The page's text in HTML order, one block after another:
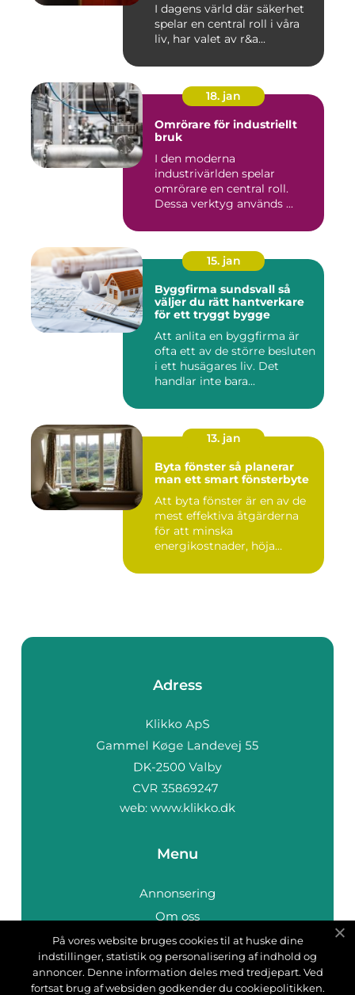
I dagens värld där säkerhet
spelar en central roll i våra
liv, har valet av r&a...
18. jan
Omrörare för industriellt
bruk
I den moderna
industrivärlden spelar
omrörare en central roll.
Dessa verktyg används ...
15. jan
Byggfirma sundsvall så
väljer du rätt hantverkare
för ett tryggt bygge
Att anlita en byggfirma är
ofta ett av de större besluten
i ett husägares liv. Det
handlar inte bara...
13. jan
Byta fönster så planerar
man ett smart fönsterbyte
Att byta fönster är en av de
mest effektiva åtgärderna
för att minska
energikostnader, höja
Adress
web: www.klikko.dk
Menu
Annonsering
Om oss
Cookies
Kontakta oss
Sitemap
På vores website bruges cookies til at huske dine
indstillinger, statistik og personalisering af indhold og
annoncer. Denne information deles med tredjepart. Ved
fortsat brug af websiden godkender du cookiepolitikken.